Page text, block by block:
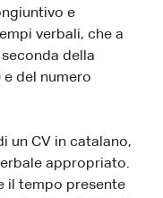
e
verbali, che a
della
e del numero
un CV in catalano,
appropriato.
il tempo presente